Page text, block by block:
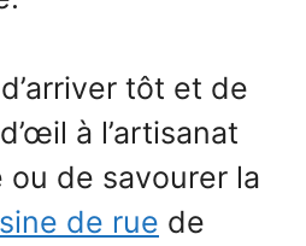
tôt et de
à l’artisanat
ou de savourer la
de rue de